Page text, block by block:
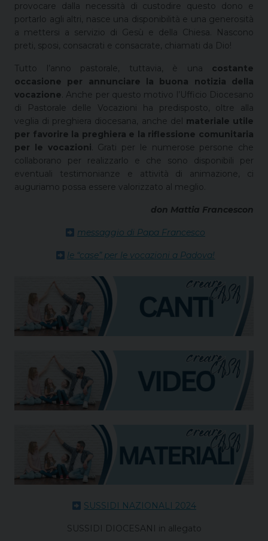
provocare dalla necessità di custodire questo dono e
portarlo agli altri, nasce una disponibilità e una generosità
a mettersi a servizio di Gesù e della Chiesa. Nascono
preti, sposi, consacrati e consacrate, chiamati da Dio!
Tutto l’anno pastorale, tuttavia, è una costante
occasione per annunciare la buona notizia della
vocazione . Anche per questo motivo l’Ufficio Diocesano
di Pastorale delle Vocazioni ha predisposto, oltre alla
veglia di preghiera diocesana, anche del materiale utile
per favorire la preghiera e la riflessione comunitaria
per le vocazioni . Grati per le numerose persone che
collaborano per realizzarlo e che sono disponibili per
eventuali testimonianze e attività di animazione, ci
auguriamo possa essere valorizzato al meglio.
don Mattia Francescon
messaggio di Papa Francesco
le “case” per le vocazioni a Padova!
SUSSIDI NAZIONALI 2024
SUSSIDI DIOCESANI in allegato